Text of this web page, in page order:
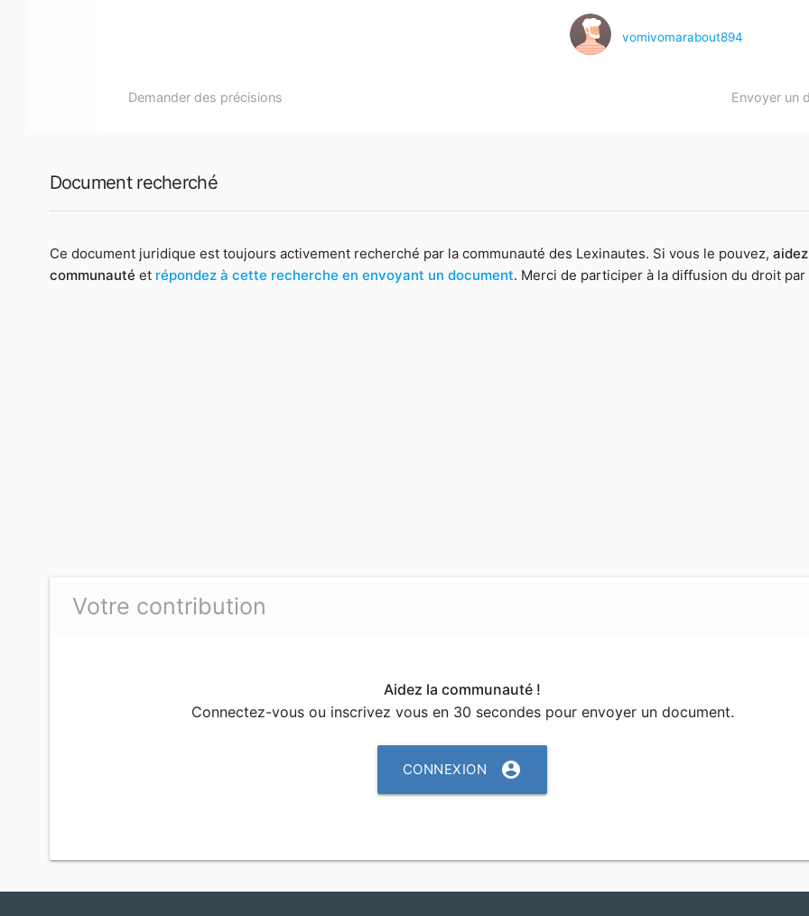
vomivomarabout894
Demander des précisions Envoyer un
Document recherché
Ce document juridique est toujours activement recherché par la communauté des Lexinautes. Si vous le pouvez,
communauté et répondez à cette recherche en envoyant un document. Merci de participer à la diffusion du droit
Votre contribution
Aidez la communauté !
Connectez-vous ou inscrivez vous en 30 secondes pour envoyer un document.
CONNEXION account_circle